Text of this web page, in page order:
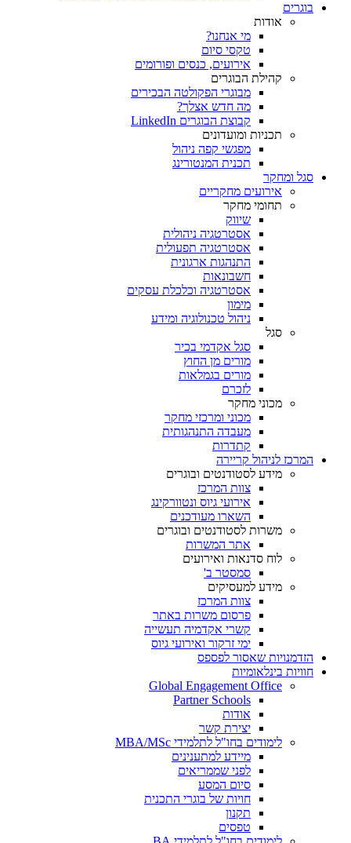
בוגרים
אודות
מי אנחנו?
טקסי סיום
אירועים, כנסים ופורומים
קהילת הבוגרים
מבוגרי הפקולטה הבכירים
מה חדש אצלך?
קבוצת הבוגרים LinkedIn
תכניות ומועדונים
מפגשי קפה ניהול
תכנית המנטורינג
סגל ומחקר
אירועים מחקריים
תחומי מחקר
שיווק
אסטרטגיה ניהולית
אסטרטגיה תפעולית
התנהגות ארגונית
חשבונאות
אסטרטגיה וכלכלת עסקים
מימון
ניהול טכנולוגיה ומידע
סגל
סגל אקדמי בכיר
מורים מן החוץ
מורים בגמלאות
לזכרם
מכוני מחקר
מכוני ומרכזי מחקר
מעבדה התנהגותית
קתדרות
המרכז לניהול קריירה
מידע לסטודנטים ובוגרים
צוות המרכז
אירועי גיוס ונטוורקינג
השארו מעודכנים
משרות לסטודנטים ובוגרים
אתר המשרות
לוח סדנאות ואירועים
סמסטר ב'
מידע למעסיקים
צוות המרכז
פרסום משרות באתר
קשרי אקדמיה תעשייה
ימי זרקור ואירועי גיוס
הזדמנויות שאסור לפספס
חוויות בינלאומיות
Global Engagement Office
Partner Schools
אודות
יצירת קשר
לימודים בחו"ל לתלמידי MBA/MSc
מיידע למתענינים
לפני שממריאים
סיום המסע
חויות של בוגרי התכנית
תקנון
טפסים